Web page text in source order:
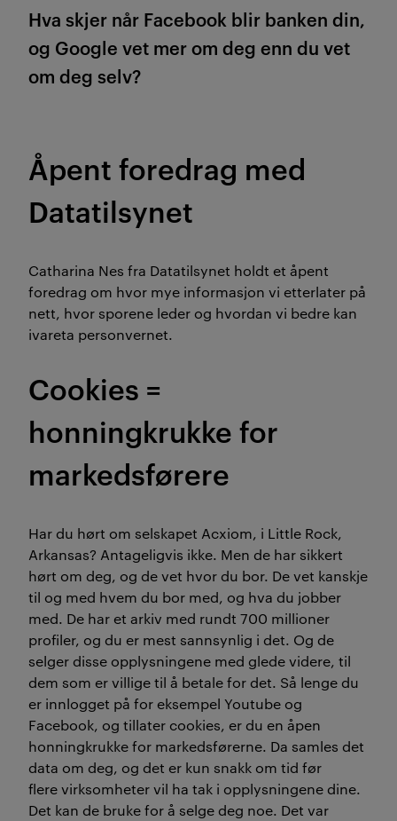
Hva skjer når Facebook blir banken din,
og Google vet mer om deg enn du vet
om deg selv?
Åpent foredrag med
Datatilsynet
Catharina Nes fra Datatilsynet holdt et åpent
foredrag om hvor mye informasjon vi etterlater på
nett, hvor sporene leder og hvordan vi bedre kan
ivareta personvernet.
Cookies =
honningkrukke for
markedsførere
Har du hørt om selskapet Acxiom, i Little Rock,
Arkansas? Antageligvis ikke. Men de har sikkert
hørt om deg, og de vet hvor du bor. De vet kanskje
til og med hvem du bor med, og hva du jobber
med. De har et arkiv med rundt 700 millioner
profiler, og du er mest sannsynlig i det. Og de
selger disse opplysningene med glede videre, til
dem som er villige til å betale for det. Så lenge du
er innlogget på for eksempel Youtube og
Facebook, og tillater cookies, er du en åpen
honningkrukke for markedsførerne. Da samles det
data om deg, og det er kun snakk om tid før
flere virksomheter vil ha tak i opplysningene dine.
Det kan de bruke for å selge deg noe. Det var